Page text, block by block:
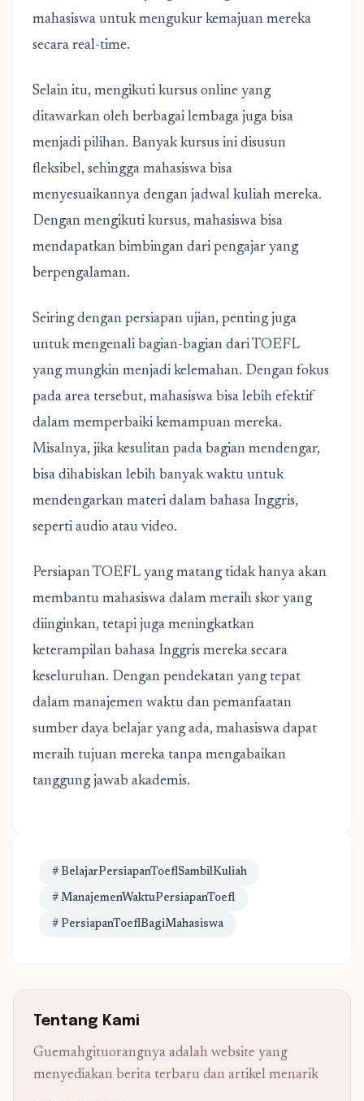
mahasiswa untuk mengukur kemajuan mereka
secara real-time.
Selain itu, mengikuti kursus online yang
ditawarkan oleh berbagai lembaga juga bisa
menjadi pilihan. Banyak kursus ini disusun
fleksibel, sehingga mahasiswa bisa
menyesuaikannya dengan jadwal kuliah mereka.
Dengan mengikuti kursus, mahasiswa bisa
mendapatkan bimbingan dari pengajar yang
berpengalaman.
Seiring dengan persiapan ujian, penting juga
untuk mengenali bagian-bagian dari TOEFL
yang mungkin menjadi kelemahan. Dengan fokus
pada area tersebut, mahasiswa bisa lebih efektif
dalam memperbaiki kemampuan mereka.
Misalnya, jika kesulitan pada bagian mendengar,
bisa dihabiskan lebih banyak waktu untuk
mendengarkan materi dalam bahasa Inggris,
seperti audio atau video.
Persiapan TOEFL yang matang tidak hanya akan
membantu mahasiswa dalam meraih skor yang
diinginkan, tetapi juga meningkatkan
keterampilan bahasa Inggris mereka secara
keseluruhan. Dengan pendekatan yang tepat
dalam manajemen waktu dan pemanfaatan
sumber daya belajar yang ada, mahasiswa dapat
meraih tujuan mereka tanpa mengabaikan
tanggung jawab akademis.
# BelajarPersiapanToeflSambilKuliah
# ManajemenWaktuPersiapanToefl
# PersiapanToeflBagiMahasiswa
Tentang Kami
Guemahgituorangnya adalah website yang
menyediakan berita terbaru dan artikel menarik